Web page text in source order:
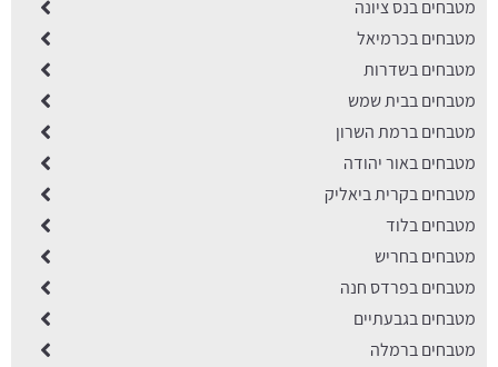
מטבחים בנס ציונה
מטבחים בכרמיאל
מטבחים בשדרות
מטבחים בבית שמש
מטבחים ברמת השרון
מטבחים באור יהודה
מטבחים בקרית ביאליק
מטבחים בלוד
מטבחים בחריש
מטבחים בפרדס חנה
מטבחים בגבעתיים
מטבחים ברמלה